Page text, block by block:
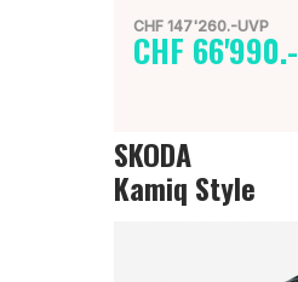
CHF 147'260.-UVP
CHF 66'990.-
SKODA
Kamiq Style